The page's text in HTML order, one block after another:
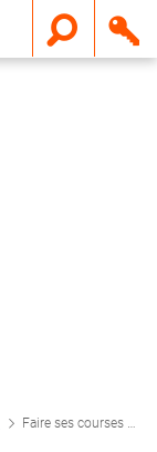
Faire ses courses en drive